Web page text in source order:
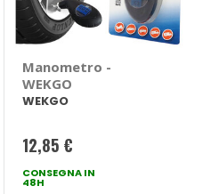
Manometro -
WEKGO
WEKGO
12,85 €
CONSEGNA IN
48H